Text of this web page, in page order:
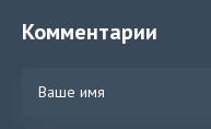
Комментарии